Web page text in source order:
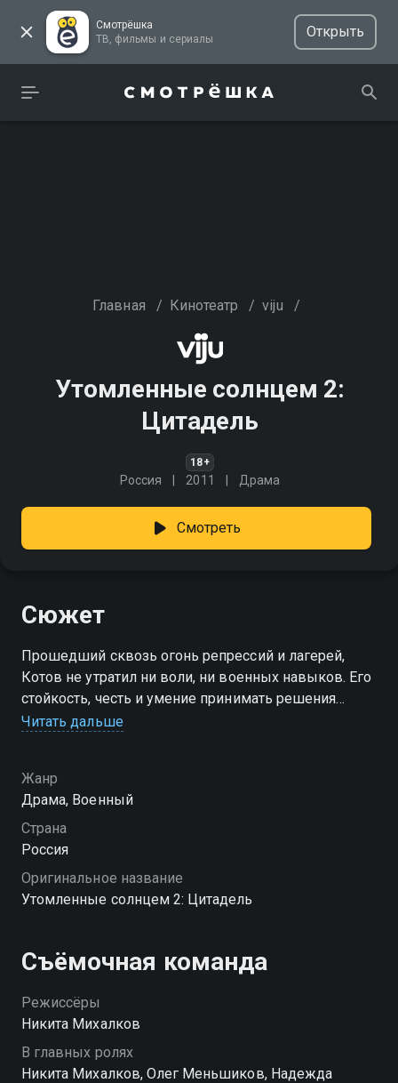
Смотрёшка
ТВ, фильмы и сериалы
Открыть
Главная / Кинотеатр / viju /
Утомленные солнцем 2:
Цитадель
18+
Россия 2011 Драма
Смотреть
Сюжет
Прошедший сквозь огонь репрессий и лагерей,
Котов не утратил ни воли, ни военных навыков. Его
стойкость, честь и умение принимать решения
снова делают его нужным армии. Постепенно он
время в душе он хранил образ родного дома —
места, где когда-то было тепло, светло и по-
настоящему спокойно. Вернувшись туда, он
сталкивается с болью утраты: всё, что казалось
неизменным, давно исчезло. Осталась лишь чужая
реальность, к которой предстоит научиться дышать
заново. «Утомленные солнцем 2: Цитадель» —
Читать дальше
Жанр
Драма, Военный
Страна
Россия
Оригинальное название
Утомленные солнцем 2: Цитадель
Съёмочная команда
Режиссёры
Никита Михалков
В главных ролях
Никита Михалков, Олег Меньшиков, Надежда